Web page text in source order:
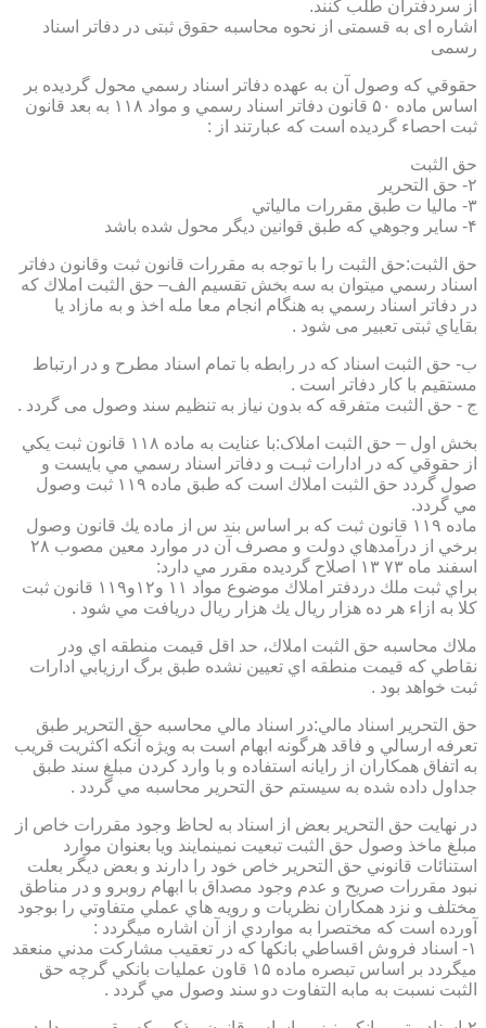
از سردفتران طلب کنند.
اشاره ای به قسمتی از نحوه محاسبه حقوق ثبتی در دفاتر اسناد
رسمی
حقوقي كه وصول آن به عهده دفاتر اسناد رسمي محول گرديده بر
اساس ماده ۵۰ قانون دفاتر اسناد رسمي و مواد ۱۱۸ به بعد قانون
ثبت احصاء گرديده است كه عبارتند از :
حق الثبت
۲- حق التحرير
۳- ماليا ت طبق مقررات مالياتي
۴- ساير وجوهي كه طبق قوانين ديگر محول شده باشد
حق الثبت:حق الثبت را با توجه به مقررات قانون ثبت وقانون دفاتر
اسناد رسمي ميتوان به سه بخش تقسيم الف– حق الثبت املاك كه
در دفاتر اسناد رسمي به هنگام انجام معا مله اخذ و به مازاد يا
بقاياي ثبتی تعبیر می شود .
ب- حق الثبت اسناد كه در رابطه با تمام اسناد مطرح و در ارتباط
مستقيم با كار دفاتر است .
ج - حق الثبت متفرقه كه بدون نياز به تنظیم سند وصول می گردد .
بخش اول – حق الثبت املاک:با عنايت به ماده ۱۱۸ قانون ثبت يكي
از حقوقي كه در ادارات ثبـت و دفاتر اسناد رسمي مي بايست و
صول گردد حق الثبت املاك است كه طبق ماده ۱۱۹ ثبت وصول
مي گردد.
ماده ۱۱۹ قانون ثبت كه بر اساس بند س از ماده يك قانون وصول
برخي از درآمدهاي دولت و مصرف آن در موارد معين مصوب ۲۸
اسفند ماه ۷۳ ۱۳ اصلاح گرديده مقرر مي دارد:
براي ثبت ملك دردفتر املاك موضوع مواد ۱۱ و۱۲و۱۱۹ قانون ثبت
كلا به ازاء هر ده هزار ريال يك هزار ريال دريافت مي شود .
ملاك محاسبه حق الثبت املاك، حد اقل قيمت منطقه اي ودر
نقاطي كه قيمت منطقه اي تعيين نشده طبق برگ ارزيابي ادارات
ثبت خواهد بود .
حق التحرير اسناد مالي:در اسناد مالي محاسبه حق التحرير طبق
تعرفه ارسالي و فاقد هرگونه ابهام است به ويژه آنكه اكثريت قريب
به اتفاق همكاران از رايانه استفاده و با وارد كردن مبلغ سند طبق
جداول داده شده به سيستم حق التحرير محاسبه مي گردد .
در نهايت حق التحرير بعض از اسناد به لحاظ وجود مقررات خاص از
مبلغ ماخذ وصول حق الثبت تبعيت نمينمايند ويا بعنوان موارد
استنائات قانوني حق التحرير خاص خود را دارند و بعض ديگر بعلت
نبود مقررات صريح و عدم وجود مصداق با ابهام روبرو و در مناطق
مختلف و نزد همكاران نظريات و رويه هاي عملي متفاوتي را بوجود
آورده است كه مختصرا به مواردي از آن اشاره ميگردد :
۱- اسناد فروش اقساطي بانكها كه در تعقيب مشاركت مدني منعقد
ميگردد بر اساس تبصره ماده ۱۵ قاون عمليات بانكي گرچه حق
الثبت نسبت به مابه التفاوت دو سند وصول مي گردد .